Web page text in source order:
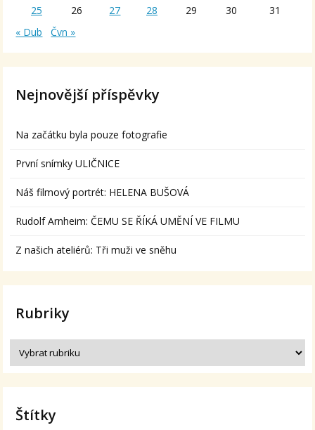
25 26 27 28 29 30
31
« Dub
Čvn »
Nejnovější příspěvky
Na začátku byla pouze fotografie
První snímky ULIČNICE
Náš filmový portrét: HELENA BUŠOVÁ
Rudolf Arnheim: ČEMU SE ŘÍKÁ UMĚNÍ VE FILMU
Z našich ateliérů: Tři muži ve sněhu
Rubriky
Štítky